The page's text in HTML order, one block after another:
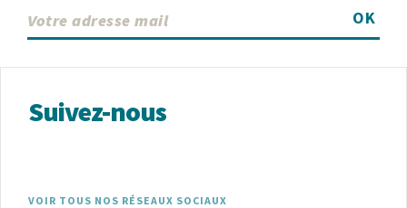
OK
Suivez-nous
VOIR TOUS NOS RÉSEAUX SOCIAUX